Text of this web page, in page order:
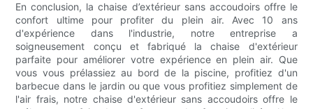
En conclusion, la chaise d’extérieur sans accoudoirs offre le
confort ultime pour profiter du plein air. Avec 10 ans
d'expérience dans l'industrie, notre entreprise a
soigneusement conçu et fabriqué la chaise d'extérieur
parfaite pour améliorer votre expérience en plein air. Que
vous vous prélassiez au bord de la piscine, profitiez d'un
barbecue dans le jardin ou que vous profitiez simplement de
l'air frais, notre chaise d'extérieur sans accoudoirs offre le